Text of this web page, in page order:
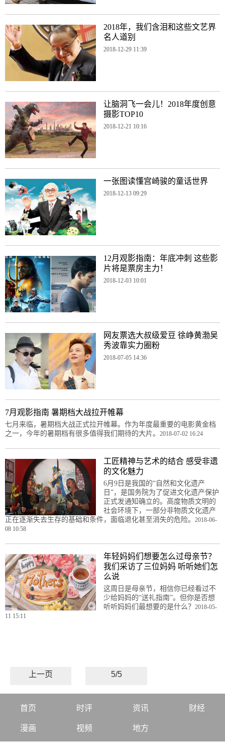
2018年，我们含泪和这些文艺界
名人道别
2018-12-29 11:39
让脑洞飞一会儿！2018年度创意
摄影TOP10
2018-12-21 10:16
一张图读懂宫崎骏的童话世界
2018-12-13 09:29
12月观影指南：年底冲刺 这些影
片将是票房主力！
2018-12-03 10:01
网友票选大叔级爱豆 徐峥黄渤吴
秀波靠实力圈粉
2018-07-05 14:36
7月观影指南 暑期档大战拉开帷幕
七月来临，暑期档大战正式拉开帷幕。作为年度最重要的电影黄金档
之一，今年的暑期档有很多值得我们期待的大片。 2018-07-02 16:24
工匠精神与艺术的结合 感受非遗
的文化魅力
6月9日是我国的“自然和文化遗产
日”，是国务院为了促进文化遗产保护
正式发通知确立的。高度物质文明的
社会环境下，一部分非物质文化遗产
正在逐渐失去生存的基础和条件，面临退化甚至消失的危险。 2018-06-
08 10:58
年轻妈妈们想要怎么过母亲节？
我们采访了三位妈妈 听听她们怎
么说
这周日是母亲节，相信你已经看过不
少给妈妈的“送礼指南”。但你是否想
听听妈妈们最想要的是什么？ 2018-05-
11 15:11
上一页 5/5
首页 时评 资讯 财经
漫画 视频 地方